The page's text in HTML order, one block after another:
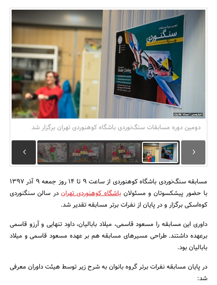
بانک، بیمه و سرمایه
مسکن و ساختمان
دومین دوره مسابقات سنگ‌نوردی باشگاه کوهنوردی تهران برگزار شد
مسابقه سنگ‌نوردی باشگاه کوهنوردی از ساعت ۹ تا ۱۴ روز جمعه ۹ آذر ۱۳۹۷
با حضور پیشکسوتان و مسئولانباشگاه کوهنوردی تهران در سالن سنگنوردی
کوه‌اسکی برگزار و در پایان از نفرات برتر مسابقه تقدیر شد.
داوری این مسابقه را مسعود قاسمی، میلاد بابالیان، داود تنهایی و آرزو قاسمی
برعهده داشتند. طراحی مسیرهای مسابقه هم بر عهده مسعود قاسمی و میلاد
بابالیان بود.
در پایان مسابقه نفرات برتر گروه بانوان به شرح زیر توسط هیئت داوران معرفی
شد: